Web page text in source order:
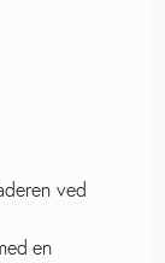
ved
en